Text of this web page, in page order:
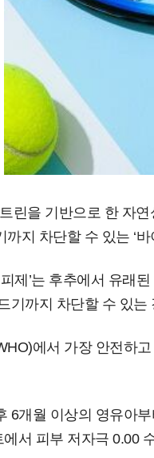
린을 기반으로 한 자
지 차단할 수 있는 ‘
제’는 후추에서 유
기까지 차단할 수 있
에서 가장 안전하
6개월 이상의 영유아
서 피부 저자극 0.00